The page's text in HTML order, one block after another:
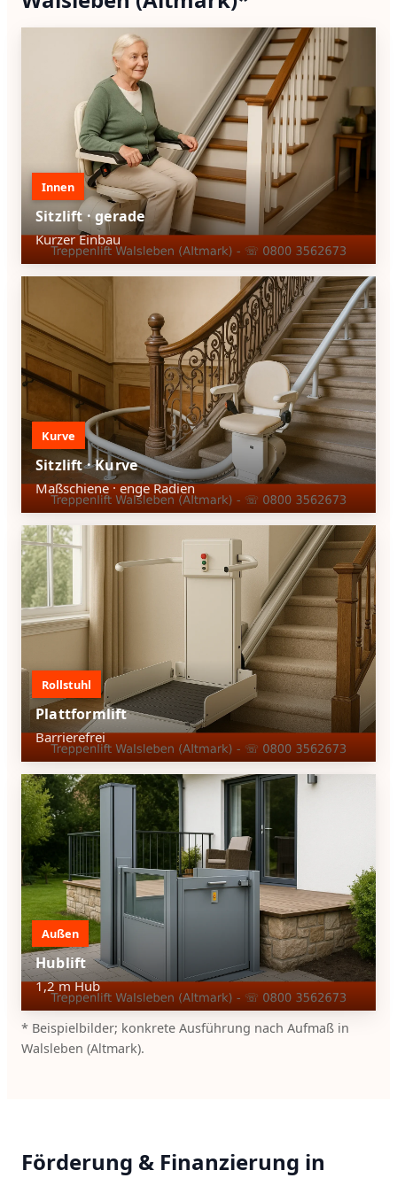
Innen
Sitzlift · gerade
Kurzer Einbau
Kurve
Sitzlift · Kurve
Maßschiene · enge Radien
Rollstuhl
Plattformlift
Barrierefrei
Außen
Hublift
1,2 m Hub
* Beispielbilder; konkrete Ausführung nach Aufmaß in
Walsleben (Altmark).
Förderung & Finanzierung in